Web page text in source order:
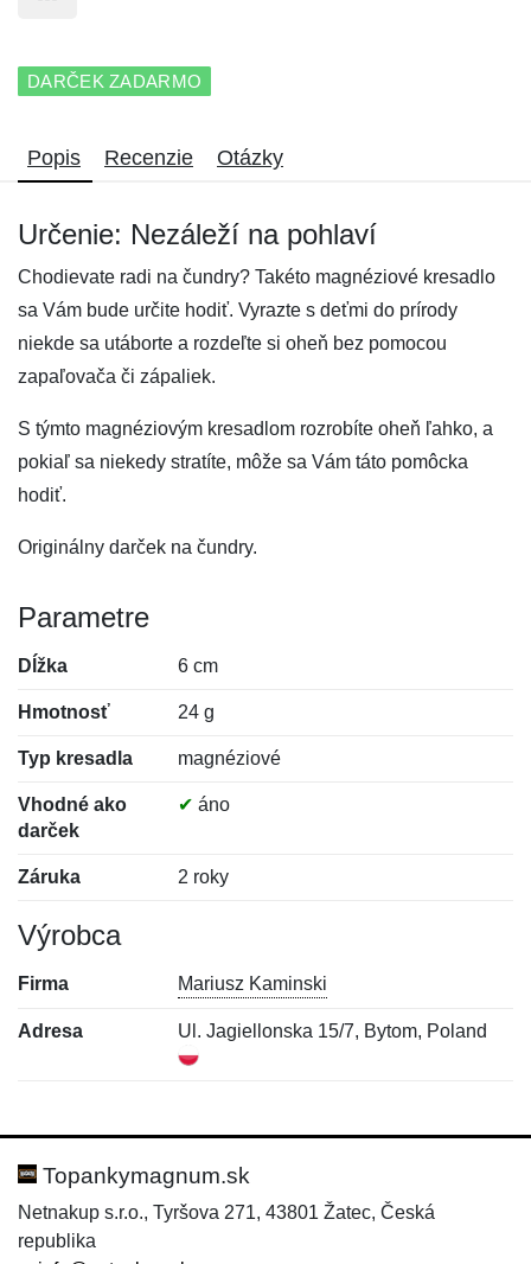
DARČEK ZADARMO
Popis Recenzie Otázky
Určenie: Nezáleží na pohlaví
Chodievate radi na čundry? Takéto magnéziové kresadlo
sa Vám bude určite hodiť. Vyrazte s deťmi do prírody
niekde sa utáborte a rozdeľte si oheň bez pomocou
zapaľovača či zápaliek.
S týmto magnéziovým kresadlom rozrobíte oheň ľahko, a
pokiaľ sa niekedy stratíte, môže sa Vám táto pomôcka
hodiť.
Originálny darček na čundry.
Parametre
Dĺžka 6 cm
Hmotnosť 24 g
Typ kresadla magnéziové
Vhodné ako
darček
✔ áno
Záruka 2 roky
Výrobca
Firma Mariusz Kaminski
Adresa Ul. Jagiellonska 15/7, Bytom, Poland
Hodnotenie:
Meno:
Topankymagnum.sk
Netnakup s.r.o., Tyršova 271, 43801 Žatec, Česká
republika